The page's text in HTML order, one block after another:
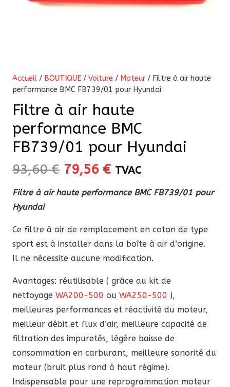
Accueil / BOUTIQUE / Voiture / Moteur / Filtre à air haute
performance BMC FB739/01 pour Hyundai
Filtre à air haute
performance BMC
FB739/01 pour Hyundai
93,60€ Le
initial
93,60 €.
79,56 €Le
actuel
79,56 €.
TVAC
Filtre à air haute performance BMC FB739/01 pour
Hyundai
Ce filtre à air de remplacement en coton de type
sport est à installer dans la boîte à air d’origine.
Il ne nécessite aucune modification.
Avantages: réutilisable ( grâce au kit de
nettoyage WA200-500 ou WA250-500 ),
meilleures performances et réactivité du moteur,
meilleur débit et flux d’air, meilleure capacité de
filtration des impuretés, légère baisse de
consommation en carburant, meilleure sonorité du
moteur (bruit plus rond à haut régime).
Indispensable pour une reprogrammation moteur